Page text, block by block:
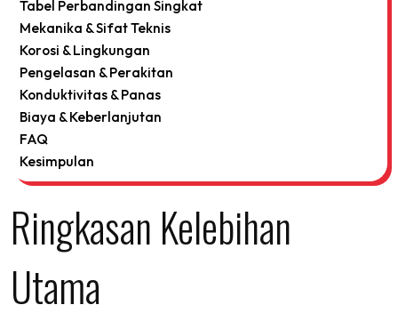
Tabel Perbandingan Singkat
Mekanika & Sifat Teknis
Korosi & Lingkungan
Pengelasan & Perakitan
Konduktivitas & Panas
Biaya & Keberlanjutan
FAQ
Kesimpulan
Ringkasan Kelebihan
Utama